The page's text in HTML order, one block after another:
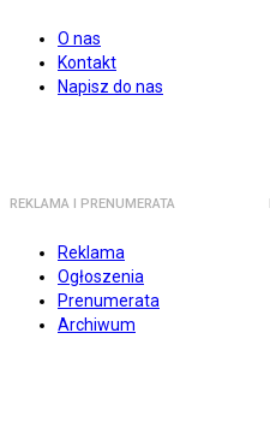
O nas
Kontakt
Napisz do nas
REKLAMA I PRENUMERATA
Reklama
Ogłoszenia
Prenumerata
Archiwum